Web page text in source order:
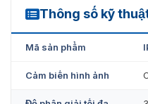
hỗ trợ thẻ Micro SD tối
Nguồn điện 12 VDC/
Tiêu chuẩn bảo vệ
Dấu hiệu chống cháy
Thông số kỹ
IPC-HDEW8841R-Z
Mã sản phẩm
Cảm biến hình ảnh